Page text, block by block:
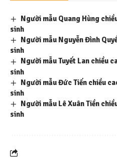
Người mẫu Quang Hùng
sinh
Người mẫu Nguyễn Đình
sinh
Người mẫu Tuyết Lan chiều
sinh
Người mẫu Đức Tiến chiều
sinh
Người mẫu Lê Xuân Tiền
sinh